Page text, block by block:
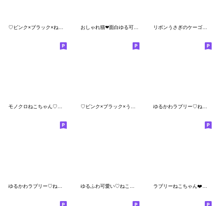
リボンうさぎのケーゴでトーク♥
モノクロねこちゃん♡カラーmix♪ ♡ピンク×ブラック×うさちゃん×敬語♡ ゆるかわラブリー♡ねこちゃん絵文字♡ 2